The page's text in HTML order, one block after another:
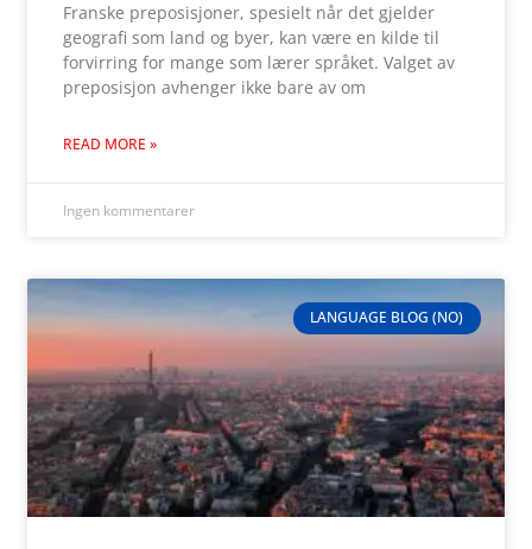
Franske preposisjoner, spesielt når det gjelder
geografi som land og byer, kan være en kilde til
forvirring for mange som lærer språket. Valget av
preposisjon avhenger ikke bare av om
READ MORE »
Ingen kommentarer
LANGUAGE BLOG (NO)